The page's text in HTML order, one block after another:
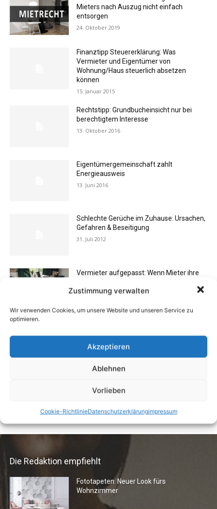
Zustimmung verwalten
Wir verwenden Cookies, um unsere Website und unseren Service zu
optimieren.
Akzeptieren
Ablehnen
Vorlieben
Cookie-RichtlinieDatenschutzerklärungimpressum
Mieters nach Auszug nicht einfach
entsorgen
24. Oktober 2019
Finanztipp Steuererklärung: Was
Vermieter und Eigentümer von
Wohnung/Haus steuerlich absetzen
können
15. Januar 2015
Rechtstipp: Grundbucheinsicht nur bei
berechtigtem Interesse
13. Oktober 2016
Eigentümergemeinschaft zahlt
Energieausweis
13. Juni 2016
Schlechte Gerüche im Zuhause: Ursachen,
Gefahren & Beseitigung
31. Juli 2012
Vermieter aufgepasst: Wenn Mieter ihre
24. April 2019
13. Januar 2021
Kommunikationswege
Die Redaktion empfiehlt
Fototapeten: Neuer Look fürs
Wohnzimmer